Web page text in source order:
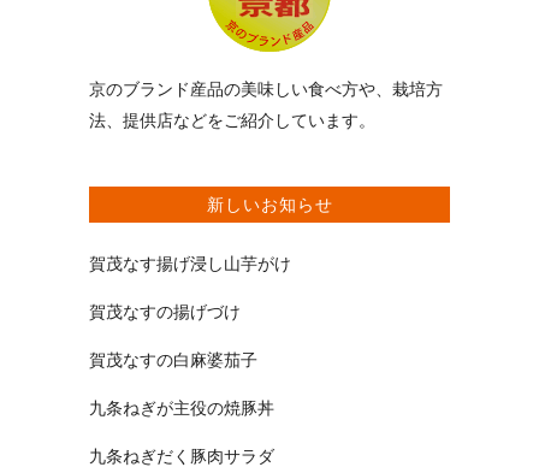
京のブランド産品の美味しい食べ方や、栽培方
法、提供店などをご紹介しています。
新しいお知らせ
賀茂なす揚げ浸し山芋がけ
賀茂なすの揚げづけ
賀茂なすの白麻婆茄子
九条ねぎが主役の焼豚丼
九条ねぎだく豚肉サラダ